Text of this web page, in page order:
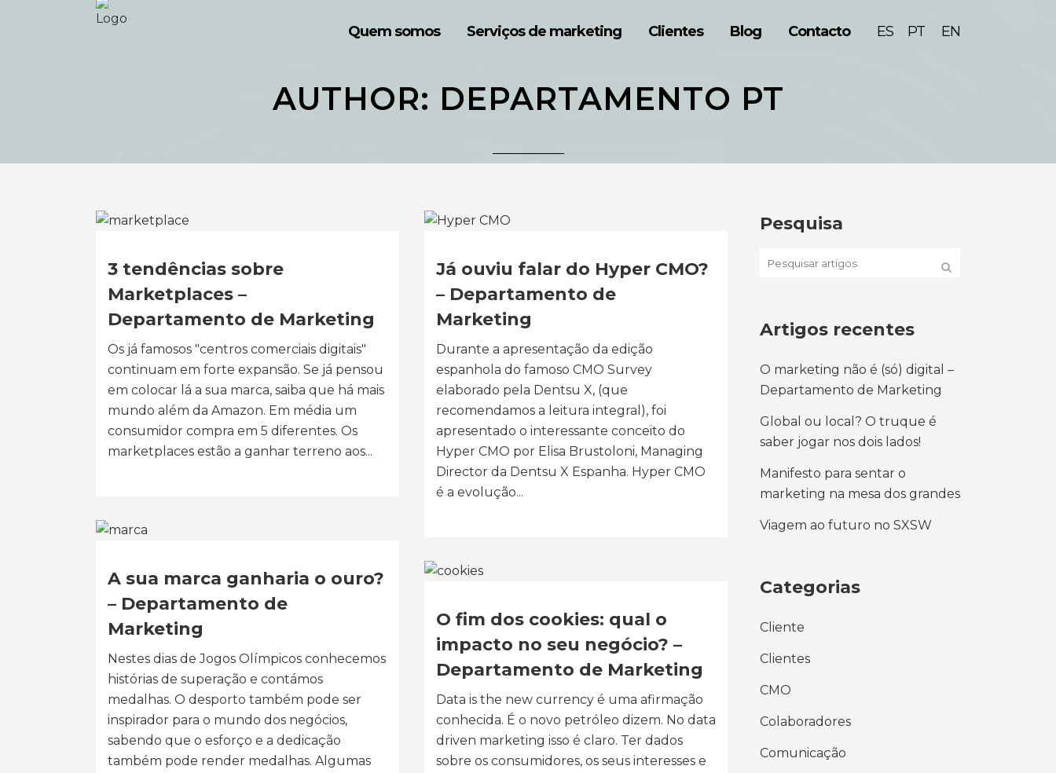
Quem somos Serviços de marketing Clientes Blog Contacto ESPAÑOL ENGLISH
AUTHOR: DEPARTAMENTO PT
3 tendências sobre
Marketplaces –
Departamento de Marketing
Os já famosos "centros comerciais digitais"
continuam em forte expansão. Se já pensou
em colocar lá a sua marca, saiba que há mais
mundo além da Amazon. Em média um
consumidor compra em 5 diferentes. Os
marketplaces estão a ganhar terreno aos...
Já ouviu falar do Hyper CMO?
– Departamento de
Marketing
Durante a apresentação da edição
espanhola do famoso CMO Survey
elaborado pela Dentsu X, (que
recomendamos a leitura integral), foi
apresentado o interessante conceito do
Hyper CMO por Elisa Brustoloni, Managing
Director da Dentsu X Espanha. Hyper CMO
é a evolução...
A sua marca ganharia o ouro?
– Departamento de
Marketing
Nestes dias de Jogos Olímpicos conhecemos
histórias de superação e contámos
medalhas. O desporto também pode ser
inspirador para o mundo dos negócios,
sabendo que o esforço e a dedicação
também pode render medalhas. Algumas
O fim dos cookies: qual o
impacto no seu negócio? –
Departamento de Marketing
Data is the new currency é uma afirmação
conhecida. É o novo petróleo dizem. No data
driven marketing isso é claro. Ter dados
sobre os consumidores, os seus interesses e
Pesquisa
Artigos recentes
O marketing não é (só) digital –
Departamento de Marketing
Global ou local? O truque é
saber jogar nos dois lados!
Manifesto para sentar o
marketing na mesa dos grandes
Viagem ao futuro no SXSW
Categorias
Cliente
Clientes
CMO
Colaboradores
Comunicação